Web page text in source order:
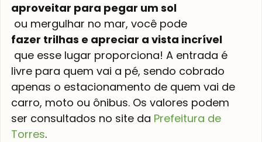
aproveitar para pegar um sol
ou mergulhar no mar, você pode
fazer trilhas e apreciar a vista incrível
livre para quem vai a pé, sendo cobrado
apenas o estacionamento de quem vai de
carro, moto ou ônibus. Os valores podem
ser consultados no site da Prefeitura de
Torres.